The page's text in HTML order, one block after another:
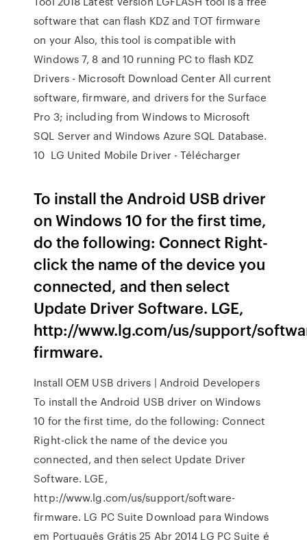
software that can flash KDZ and TOT firmware
on your Also, this tool is compatible with
Windows 7, 8 and 10 running PC to flash KDZ
Drivers - Microsoft Download Center All current
software, firmware, and drivers for the Surface
Pro 3; including from Windows to Microsoft
SQL Server and Windows Azure SQL Database.
10 LG United Mobile Driver - Télécharger
To install the Android USB driver
on Windows 10 for the first time,
do the following: Connect Right-
click the name of the device you
connected, and then select
Update Driver Software. LGE,
http://www.lg.com/us/support/
firmware.
Install OEM USB drivers | Android Developers
To install the Android USB driver on Windows
10 for the first time, do the following: Connect
Right-click the name of the device you
connected, and then select Update Driver
Software. LGE,
http://www.lg.com/us/support/software-
firmware. LG PC Suite Download para Windows
em Português Grátis 25 Abr 2014 LG PC Suite é